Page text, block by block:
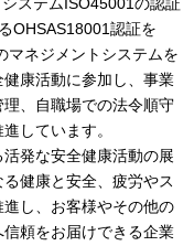
OHSAS18001認証を
マネジメントシステムを
康活動に参加し、事業
、自職場での法令順守
しています。
発な安全健康活動の展
健康と安全、疲労やス
し、お客様やその他の
頼をお届けできる企業